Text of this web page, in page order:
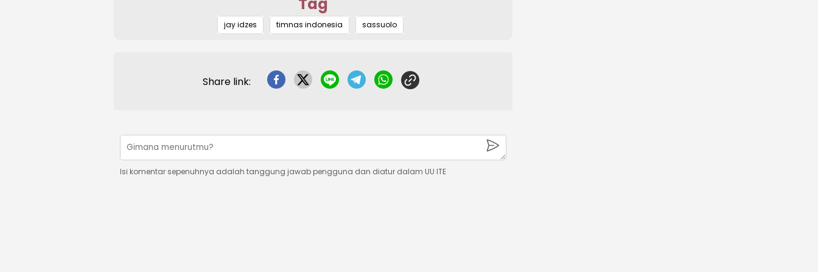
Tag
jay idzes timnas indonesia sassuolo
Share link:
Isi komentar sepenuhnya adalah tanggung jawab pengguna dan diatur dalam UU ITE